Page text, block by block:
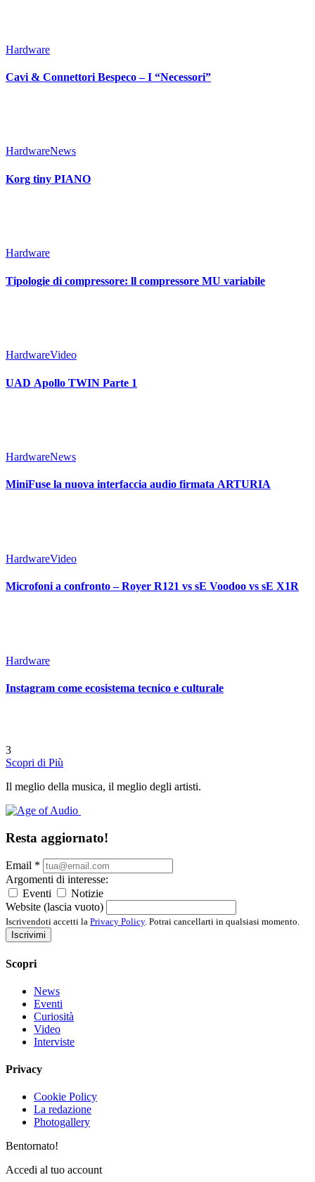
Hardware
Cavi & Connettori Bespeco – I “Necessori”
HardwareNews
Korg tiny PIANO
Hardware
Tipologie di compressore: ll compressore MU variabile
HardwareVideo
UAD Apollo TWIN Parte 1
HardwareNews
MiniFuse la nuova interfaccia audio firmata ARTURIA
HardwareVideo
Microfoni a confronto – Royer R121 vs sE Voodoo vs sE X1R
Hardware
Instagram come ecosistema tecnico e culturale
3
Scopri di Più
Il meglio della musica, il meglio degli artisti.
Resta aggiornato!
Email *
Argomenti di interesse:
Eventi
Notizie
Website (lascia vuoto)
Iscrivendoti accetti la Privacy Policy. Potrai cancellarti in qualsiasi momento.
Iscrivimi
Scopri
News
Eventi
Curiosità
Video
Interviste
Privacy
Cookie Policy
La redazione
Photogallery
Bentornato!
Accedi al tuo account